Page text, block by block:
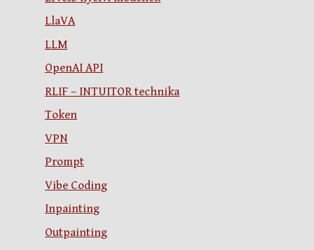
LlaVA
LLM
OpenAI API
RLIF – INTUITOR technika
Token
VPN
Prompt
Vibe Coding
Inpainting
Outpainting